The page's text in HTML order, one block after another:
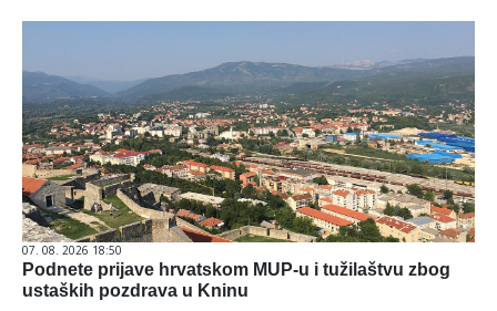
07. 08. 2026 18:50
Podnete prijave hrvatskom MUP-u i tužilaštvu zbog
ustaških pozdrava u Kninu